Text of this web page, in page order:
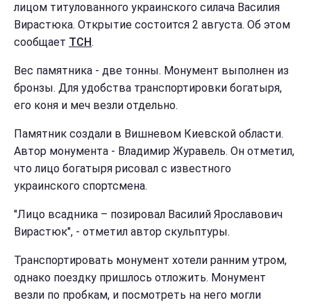
лицом титулованного украинского силача Василия
Вирастюка. Открытие состоится 2 августа. Об этом
сообщает ТСН.
Вес памятника - две тонны. Монумент выполнен из
бронзы. Для удобства транспортировки богатыря,
его коня и меч везли отдельно.
Памятник создали в Вишневом Киевской области.
Автор монумента - Владимир Журавель. Он отметил,
что лицо богатыря рисовал с известного
украинского спортсмена.
"Лицо всадника – позировал Василий Ярославович
Вирастюк", - отметил автор скульптуры.
Транспортировать монумент хотели ранним утром,
однако поездку пришлось отложить. Монумент
везли по пробкам, и посмотреть на него могли